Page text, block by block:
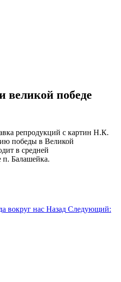
великой победе
репродукций с картин Н.К.
победы в Великой
в средней
п. Балашейка.
вокруг нас Назад Следующий: